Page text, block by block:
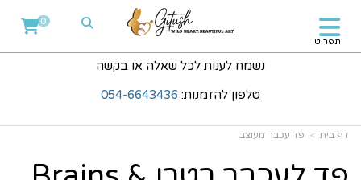
נשמח לענות לכל שאלה או בקשה
טלפון להזמנות: 054-6643436
תפריט
0
דף בית פד עכבר מעוצב